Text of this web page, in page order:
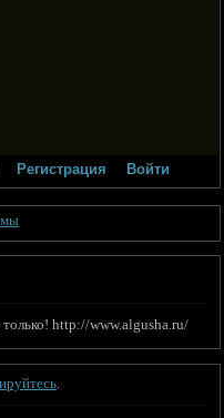
Регистрация Войти
http://www.algusha.ru/
.